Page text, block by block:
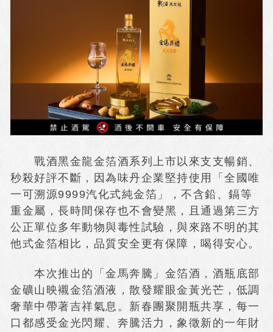
戰酒黑金龍金箔酒系列上市以來支支暢銷、
秒殺好評不斷，因為味丹企業堅持使用「全國唯
一可溯源9999汽化式純金箔」，不含鉛、鎘等
重金屬，長時間保存也不會變黑，且通過第三方
公正單位多年動物與毒性試驗，與來路不明的其
他式金箔相比，品質安全更有保障，喝得安心。
本次推出的「金馬奔騰」金箔酒，酒瓶底部
金礦山映襯金箔酒液，散發耀眼金黃光芒，低調
奢華中帶著吉祥氣息。新春團聚開瓶共享，每一
口都感受金光閃耀、奔騰活力，象徵新的一年財